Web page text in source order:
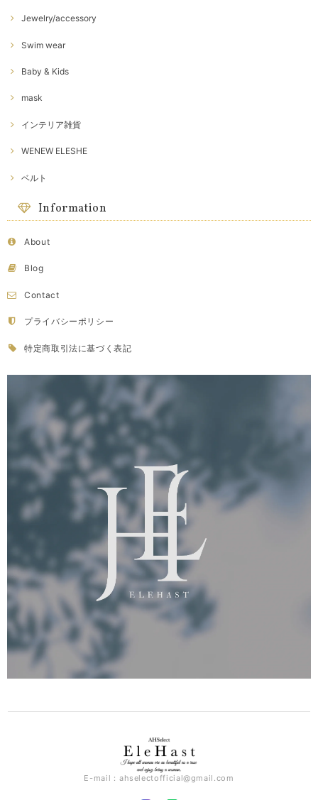
Jewelry/accessory
Swim wear
Baby & Kids
mask
インテリア雑貨
WENEW ELESHE
ベルト
Information
About
Blog
Contact
プライバシーポリシー
特定商取引法に基づく表記
E-mail： ahselectofficial@gmail.com